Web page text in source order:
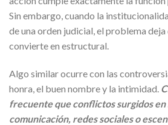
Sin embargo, cuando la
de una orden judicial, el problema
convierte en estructural.
Algo similar ocurre con las
honra, el buen nombre y la intimidad.
frecuente que conflictos surgidos en
comunicación, redes sociales o